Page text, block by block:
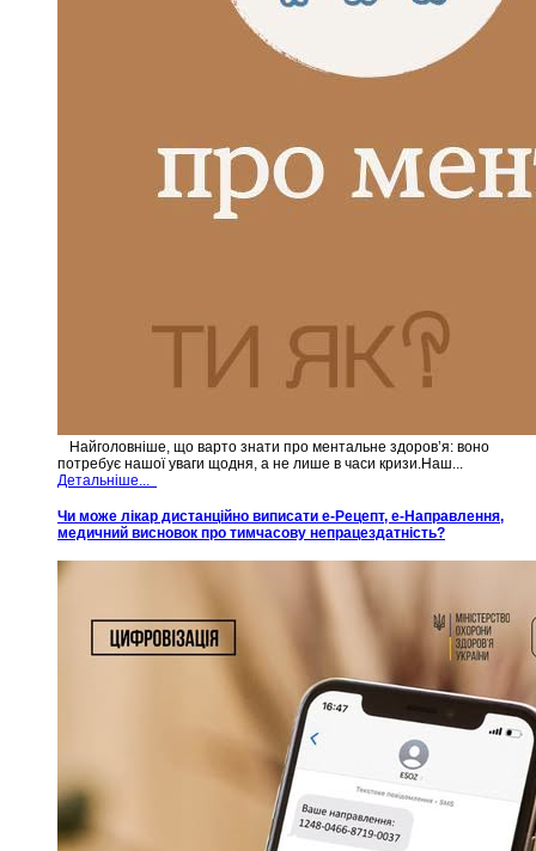
Найголовніше, що варто знати про ментальне здоров’я: воно
потребує нашої уваги щодня, а не лише в часи кризи.Наш...
Детальніше...
Чи може лікар дистанційно виписати е-Рецепт, е-Направлення,
медичний висновок про тимчасову непрацездатність?